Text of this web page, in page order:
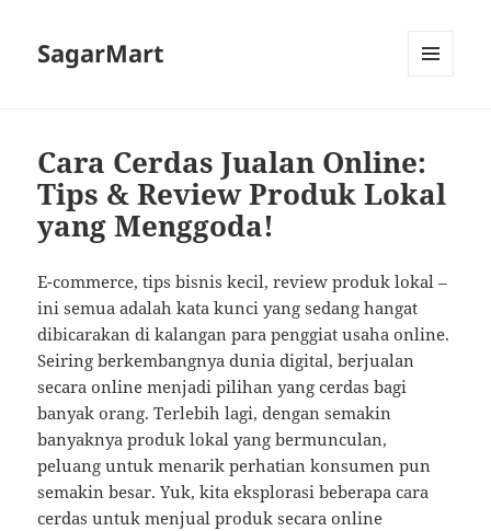
SagarMart
Cara Cerdas Jualan Online:
Tips & Review Produk Lokal
yang Menggoda!
E-commerce, tips bisnis kecil, review produk lokal –
ini semua adalah kata kunci yang sedang hangat
dibicarakan di kalangan para penggiat usaha online.
Seiring berkembangnya dunia digital, berjualan
secara online menjadi pilihan yang cerdas bagi
banyak orang. Terlebih lagi, dengan semakin
banyaknya produk lokal yang bermunculan,
peluang untuk menarik perhatian konsumen pun
semakin besar. Yuk, kita eksplorasi beberapa cara
cerdas untuk menjual produk secara online